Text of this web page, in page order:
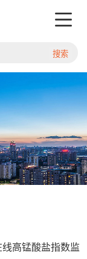
搜索
高锰酸盐指数监